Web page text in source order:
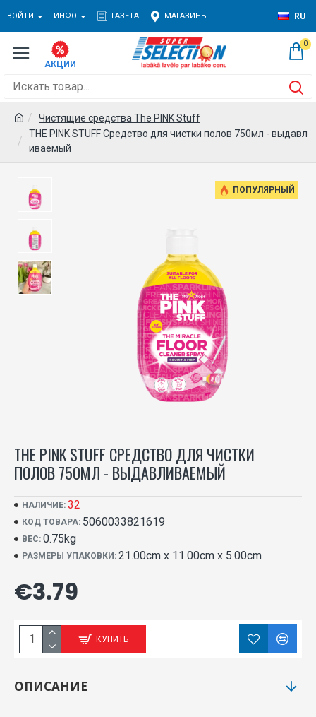
ВОЙТИ ИНФО ГАЗЕТА МАГАЗИНЫ RU
0
Чистящие средства The PINK Stuff
THE PINK STUFF Средство для чистки полов 750мл - выдавл
иваемый
ПОПУЛЯРНЫЙ
THE PINK STUFF СРЕДСТВО ДЛЯ ЧИСТКИ
ПОЛОВ 750МЛ - ВЫДАВЛИВАЕМЫЙ
НАЛИЧИЕ: 32
КОД ТОВАРА: 5060033821619
ВЕС: 0.75kg
РАЗМЕРЫ УПАКОВКИ: 21.00cm x 11.00cm x 5.00cm
€3.79
КУПИТЬ
ОПИСАНИЕ